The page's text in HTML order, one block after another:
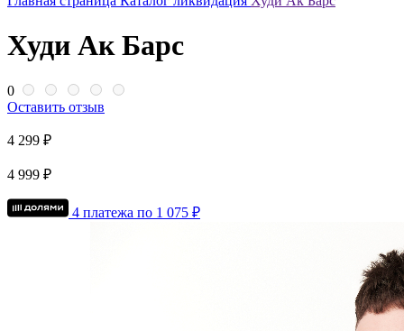
Худи Ак Барс
0
Оставить отзыв
4 299 ₽
4 999 ₽
4 платежа по 1 075 ₽